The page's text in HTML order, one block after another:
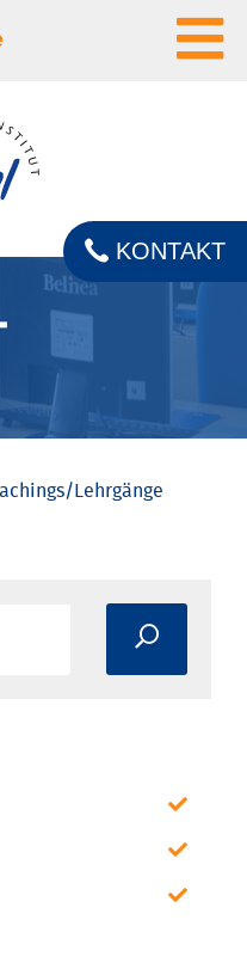
KONTAKT
­Lehrgänge